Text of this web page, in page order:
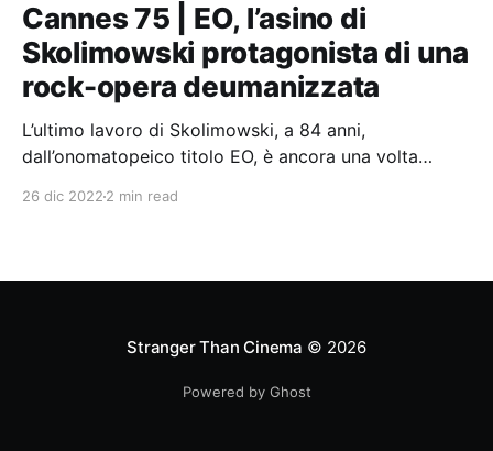
Cannes 75 | EO, l’asino di
Skolimowski protagonista di una
rock-opera deumanizzata
L’ultimo lavoro di Skolimowski, a 84 anni,
dall’onomatopeico titolo EO, è ancora una volta
26 dic 2022 2 min read
Stranger Than Cinema © 2026
Powered by Ghost